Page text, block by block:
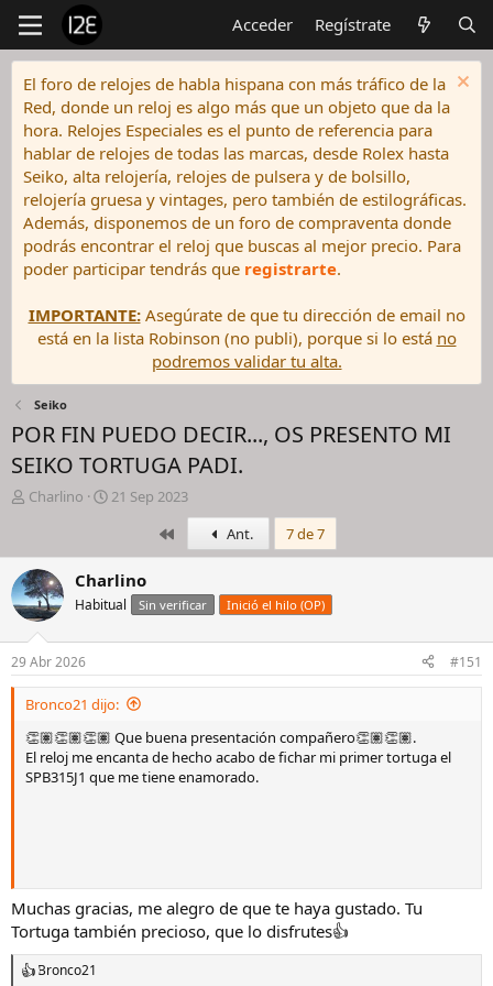
Acceder Regístrate
El foro de relojes de habla hispana con más tráfico de la
Red, donde un reloj es algo más que un objeto que da la
hora. Relojes Especiales es el punto de referencia para
hablar de relojes de todas las marcas, desde Rolex hasta
Seiko, alta relojería, relojes de pulsera y de bolsillo,
relojería gruesa y vintages, pero también de estilográficas.
Además, disponemos de un foro de compraventa donde
podrás encontrar el reloj que buscas al mejor precio. Para
poder participar tendrás que registrarte.
IMPORTANTE:Asegúrate de que tu dirección de email no
está en la lista Robinson (no publi), porque si lo está no
podremos validar tu alta.
Seiko
POR FIN PUEDO DECIR..., OS PRESENTO MI
SEIKO TORTUGA PADI.
I
c
i
a
d
o
r
d
e
l
h
i
l
Charlino
F
h
a
e
i
c
i
o
21 Sep 2023
PrimeroAnt. 7 de 7
Charlino
Habitual Sin verificar Inició el hilo (OP)
29 Abr 2026 #151
Bronco21 dijo:
👏🏽👏🏽👏🏽 Que buena presentación compañero👏🏽👏🏽.
El reloj me encanta de hecho acabo de fichar mi primer tortuga el
SPB315J1 que me tiene enamorado.
Muchas gracias, me alegro de que te haya gustado. Tu
Tortuga también precioso, que lo disfrutes👍
R
Bronco21